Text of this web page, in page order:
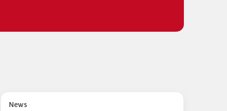
News